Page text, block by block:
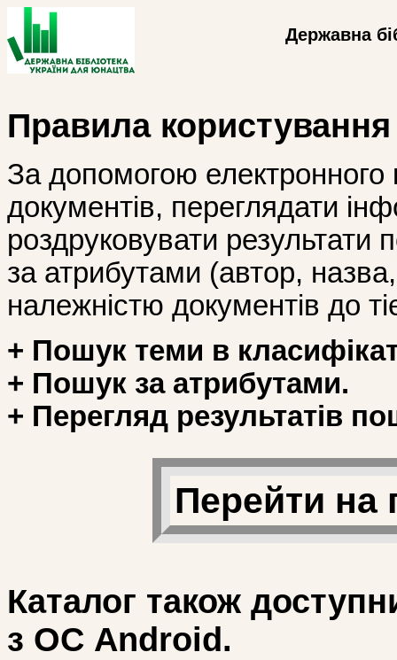
Державна
Правила
За допомогою
документів, переглядати
роздруковувати
за атрибутами (автор, назва,
належністю документів до
+ Пошук теми в
+ Пошук за атрибутами.
+ Перегляд результатів
Перейти на
Каталог також
з ОС Android.